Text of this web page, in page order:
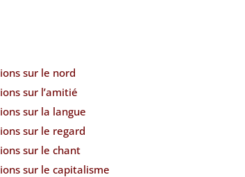
sur le nord
sur l’amitié
sur la langue
sur le regard
sur le chant
sur le capitalisme